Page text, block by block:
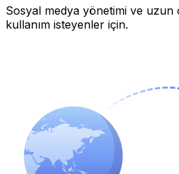
Sosyal medya yönetimi ve
kullanım isteyenler için.